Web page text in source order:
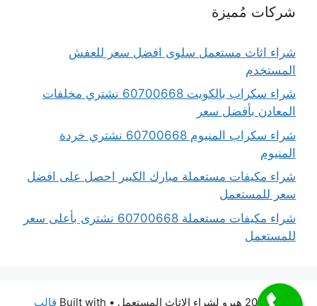
شركات مُميزة
شراء اثاث مستعمل سلوى افضل سعر للعفش
المستخدم
شراء سكراب بالكويت 60700668 نشتري مخلفات
المعادن بأفضل سعر
شراء سكراب المنيوم 60700668 نشتري خردة
المنيوم
شراء مكيفات مستعملة مبارك الكبير احصل على افضل
سعر للمستعمل
شراء مكيفات مستعملة 60700668 نشترى بأعلى سعر
للمستعمل
© 2026 هيرو لشراء الاثاث المستعمل • Built with قالب